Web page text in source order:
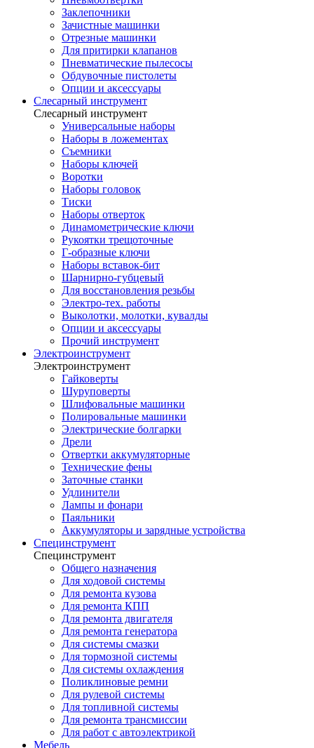
Заклепочники
Зачистные машинки
Отрезные машинки
Для притирки клапанов
Пневматические пылесосы
Обдувочные пистолеты
Опции и аксессуары
Слесарный инструмент
Слесарный инструмент
Универсальные наборы
Наборы в ложементах
Съемники
Наборы ключей
Воротки
Наборы головок
Тиски
Наборы отверток
Динамометрические ключи
Рукоятки трещоточные
Г-образные ключи
Наборы вставок-бит
Шарнирно-губцевый
Для восстановления резьбы
Электро-тех. работы
Выколотки, молотки, кувалды
Опции и аксессуары
Прочий инструмент
Электроинструмент
Электроинструмент
Гайковерты
Шуруповерты
Шлифовальные машинки
Полировальные машинки
Электрические болгарки
Дрели
Отвертки аккумуляторные
Технические фены
Заточные станки
Удлинители
Лампы и фонари
Паяльники
Аккумуляторы и зарядные устройства
Специнструмент
Специнструмент
Общего назначения
Для ходовой системы
Для ремонта кузова
Для ремонта КПП
Для ремонта двигателя
Для ремонта генератора
Для системы смазки
Для тормозной системы
Для системы охлаждения
Поликлиновые ремни
Для рулевой системы
Для топливной системы
Для ремонта трансмиссии
Для работ с автоэлектрикой
Мебель